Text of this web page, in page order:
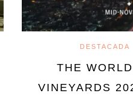
DESTACADA
THE
VINEYARDS